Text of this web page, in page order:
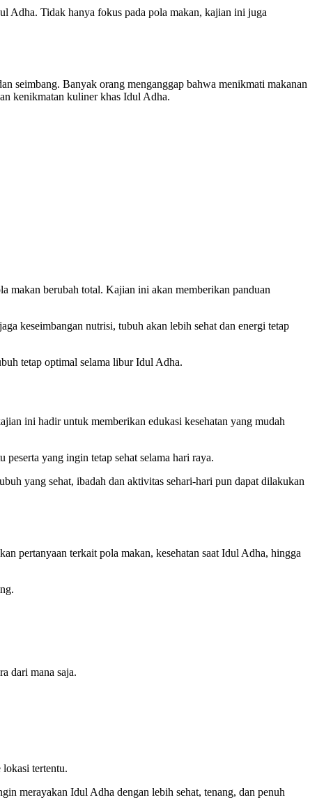
Adha. Tidak hanya fokus pada pola makan, kajian ini juga
seimbang. Banyak orang menganggap bahwa menikmati makanan
kenikmatan kuliner khas Idul Adha.
makan berubah total. Kajian ini akan memberikan panduan
keseimbangan nutrisi, tubuh akan lebih sehat dan energi tetap
tetap optimal selama libur Idul Adha.
ini hadir untuk memberikan edukasi kesehatan yang mudah
yang ingin tetap sehat selama hari raya.
yang sehat, ibadah dan aktivitas sehari-hari pun dapat dilakukan
pertanyaan terkait pola makan, kesehatan saat Idul Adha, hingga
dari mana saja.
lokasi tertentu.
merayakan Idul Adha dengan lebih sehat, tenang, dan penuh